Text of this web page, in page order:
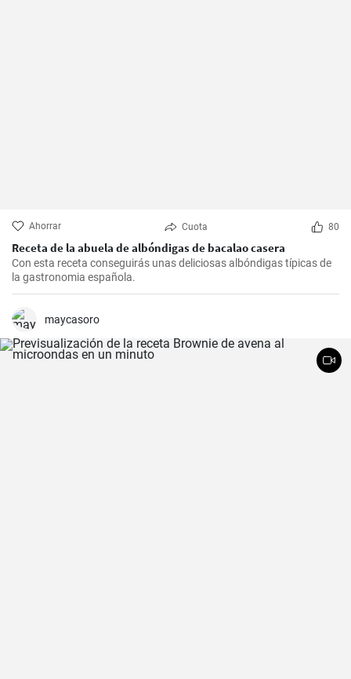
Ahorrar Cuota 80
Receta de la abuela de albóndigas de bacalao casera
Con esta receta conseguirás unas deliciosas albóndigas típicas de
la gastronomia española.
maycasoro